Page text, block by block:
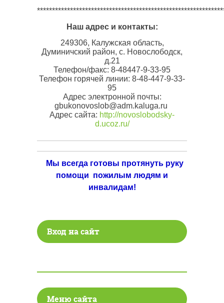
Наш адрес и контакты:
249306, Калужская область,
Думиничский район, с. Новослободск,
д.21
Телефон/факс: 8-48447-9-33-95
Телефон горячей линии: 8-48-447-9-33-
95
Адрес электронной почты:
gbukonovoslob@adm.kaluga.ru
Адрес сайта: http://novoslobodsky-
d.ucoz.ru/
Мы всегда готовы протянуть руку
помощи пожилым людям и
инвалидам!
Вход на сайт
Меню сайта